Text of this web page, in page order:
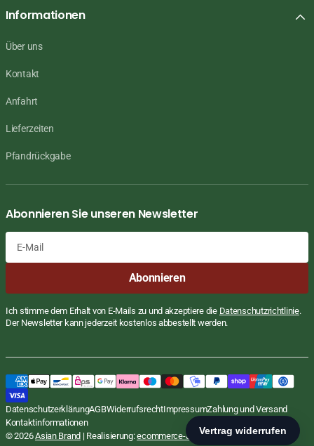
Informationen
Über uns
Kontakt
Anfahrt
Lieferzeiten
Pfandrückgabe
Abonnieren Sie unseren Newsletter
Abonnieren
Ich stimme dem Erhalt von E-Mails zu und akzeptiere die Datenschutzrichtlinie.
Der Newsletter kann jederzeit kostenlos abbestellt werden.
DatenschutzerklärungAGBWiderrufsrechtImpressumZahlung und Versand
Kontaktinformationen
© 2026Asian Brand | Realisierung:ecommerce-agentur.net